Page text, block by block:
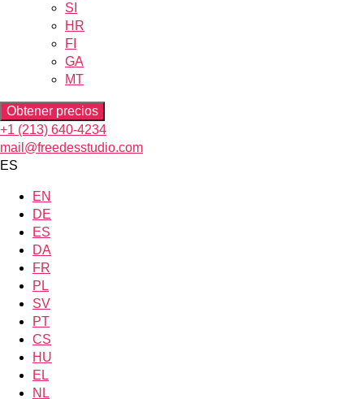
SI
HR
FI
GA
MT
Obtener precios
+1 (213) 640-4234
mail@freedesstudio.com
ES
EN
DE
ES
DA
FR
PL
SV
PT
CS
HU
EL
NL